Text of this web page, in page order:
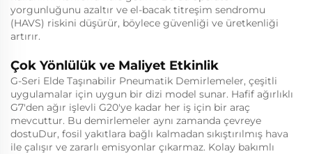
yorgunluğunu azaltır ve el-bacak titreşim sendromu
(HAVS) riskini düşürür, böylece güvenliği ve üretkenliği
artırır.
Çok Yönlülük ve Maliyet Etkinlik
G-Seri Elde Taşınabilir Pneumatik Demirlemeler, çeşitli
uygulamalar için uygun bir dizi model sunar. Hafif ağırlıklı
G7'den ağır işlevli G20'ye kadar her iş için bir araç
mevcuttur. Bu demirlemeler aynı zamanda çevreye
dostuDur, fosil yakıtlara bağlı kalmadan sıkıştırılmış hava
ile çalışır ve zararlı emisyonlar çıkarmaz. Kolay bakımlı